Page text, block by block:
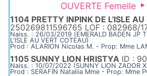
OUVERTE Femelle
1104 PRETTY INPINK DE L'ISLE
250269811596765 LOF : 082968/
Naiss. : 26/03/2019 (EMERALD BADEN JP
L'ISLE AU VERT COTEAU)
Prod : ALARION Nicolas M. - Prop: Mme
1105 SUNNY LION HRISTYA ID :
Naiss. : 10/07/2022 (SUNNY LION ZADOR
Prod : SERAFIN Nataliia Mme - Prop: Mme